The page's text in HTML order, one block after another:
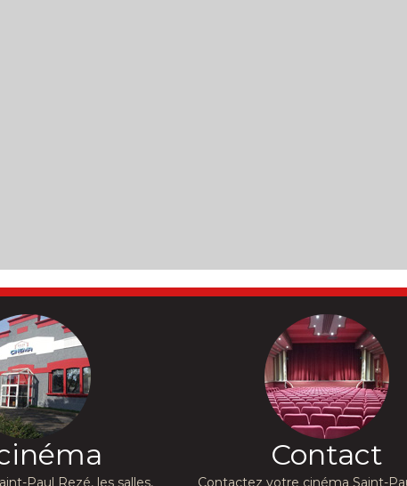
Paul Rezé, les salles,
Contact
Contactez votre cinéma Saint-